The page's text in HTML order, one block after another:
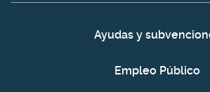
Ayudas y
Empleo Público